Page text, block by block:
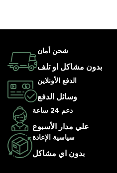
شحن أمان
بدون مشاكل او تلف
الدفع الأونلاين
وسائل الدفع
دعم 24 ساعة
علي مدار الأسبوع
سياسية الإعادة
بدون اي مشاكل